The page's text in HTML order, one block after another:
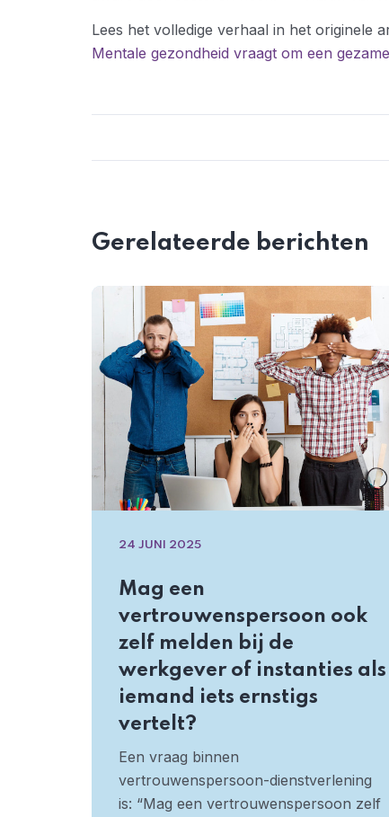
Lees het volledige verhaal in het originele
Mentale gezondheid vraagt om een
Gerelateerde berichten
24 JUNI 2025
Mag een
vertrouwenspersoon ook
zelf melden bij de
werkgever of instanties als
iemand iets ernstigs
vertelt?
Een vraag binnen
vertrouwenspersoon-dienstverlening
is: “Mag een vertrouwenspersoon zelf